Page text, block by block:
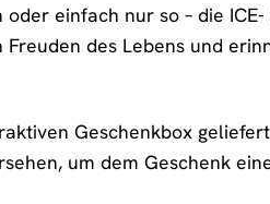
einfach nur so – die
des Lebens und
Geschenkbox
um dem Geschenk